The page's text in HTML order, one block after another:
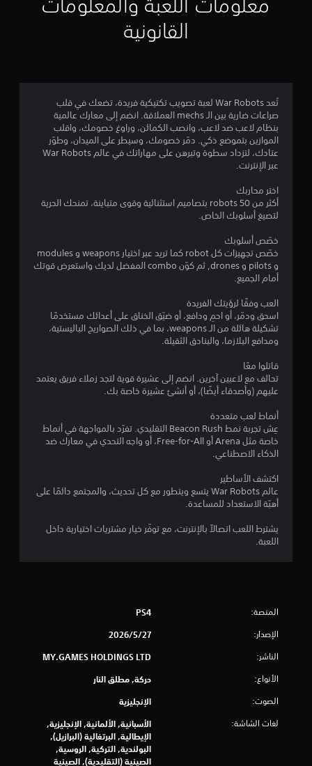
9
3
ن
و
م
5
ن
و
م
إ
م
ا
3
م
معلومات اللعبة والمعلومات
القانونية
تُعد War Robots لعبة تصويب تكتيكية فريدة، تضعك في قلب
صراعات ضارية بين الـ mechs العملاقة. انضم إلى معارك عالمية
بنظام لاعب ضد لاعب، وانصب الكمائن، وراوغ خصومك، واقلب
الموازين بتموضع ذكي. دمّر خصومك، وسيطر على الميدان، وطوّر
عتادك، لتزداد سطوة وتبرهن على مهاراتك في عالم War Robots
عبر الإنترنت.
اختر محاربك
أكثر من 50 robots بتصاميم استثنائية وقوى متباينة، تمنحك الحرية
لتصيغ أسلوبك الخاص.
خصّص أسلوبك
خصّص تجهيزات كل robot كما تريد عبر اختيار weapons و modules
و pilots و drones, ثم كوّن combo المفضل لديك واستعرض قوتك
أمام الجميع.
العب وفقًا لرؤيتك الفريدة
اسحق ودمّر، أو احمِ ودافع، أو ضيّق الخناق على أعدائك مستخدمًا
تشكيلة هائلة من الـ weapons، بما في ذلك الصواريخ الباليستية،
ومدافع البلازما، والبنادق الثقيلة.
قاتلوا معًا
تحالف مع لاعبين آخرين. انضم إلى عشيرة قوية لتجد زملاء فريق يعتمد
عليهم (وأصدقاء أيضًا)، أو أنشئ عشيرة خاصة بك.
أنماط لعب متعددة
عِش تجربة نمط Beacon Rush التقليدي. تفرّد بالمواجهة في أنماط
خاصة مثل Arena أو Free-for-All، أو واجه التحدي في معارك ضد
الذكاء الاصطناعي.
اكتشف الأساطير
عالم War Robots يتسع ويتطور مع كل تحديث، والمجتمع دائمًا على
أهبّة الاستعداد للمساعدة.
يشترط اللعب اتصالاً بالإنترنت، مع توفّر خيار مشتريات اختيارية داخل
اللعبة.
المنصة: PS4
الإصدار: 27‏/5‏/2026
الناشر: MY.GAMES HOLDINGS LTD
الأنواع: حركة, مطلق النار
الصوت: الإنجليزية
لغات الشاشة:
الأسبانية, الألمانية, الإنجليزية,
الإيطالية, البرتغالية (البرازيل),
البولندية, التركية, الروسية,
الصينية (التقليدية), الصينية